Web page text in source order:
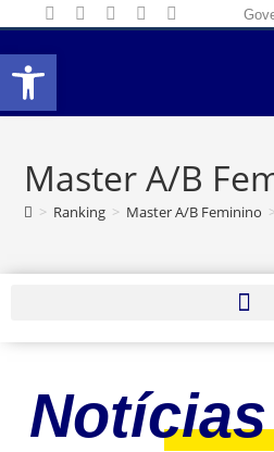
Abrir a barra de
Master A/B
> Ranking > Master A/B Feminino >